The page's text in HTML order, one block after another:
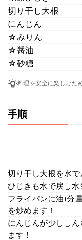
切り干し大根
にんじん
☆みりん
☆醤油
☆砂糖
料理を安全に楽しむた
手順
切り干し大根を水で
ひじきも水で戻し水
フライパンに油(分
を炒めます！
にんじんが少しし
ます！